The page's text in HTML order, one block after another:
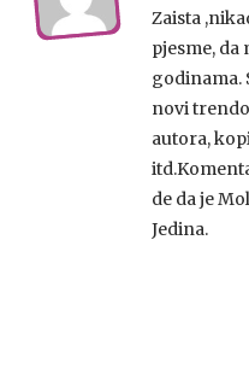
Zaista
pjesme, da
godinama.
novi
autora,
de da je
Jedina.